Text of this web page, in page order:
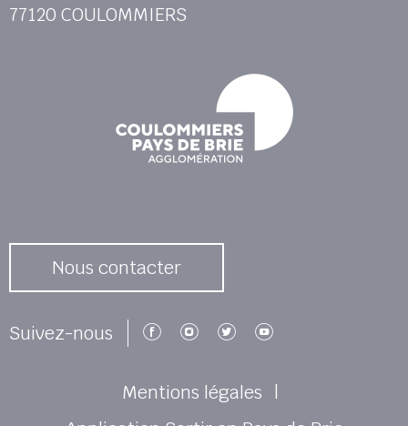
77120 COULOMMIERS
Nous contacter
Suivez-nous Suivez-nous sur Facebook
Suivez-nous sur
Suivez-nous sur
Suivez-nous
Mentions légales